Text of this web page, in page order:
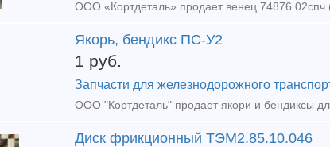
ООО «Кортдеталь» продает венец 74876.02спч
Якорь, бендикс ПС-У2
1 руб.
Запчасти для железнодорожного
ООО "Кортдеталь" продает якори и бендиксы
Диск фрикционный ТЭМ2.85.10.046